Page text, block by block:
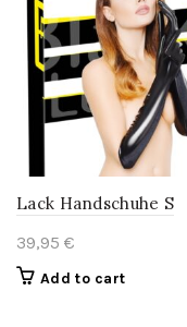
Lack Handschuhe S
39,95 €
Add to cart